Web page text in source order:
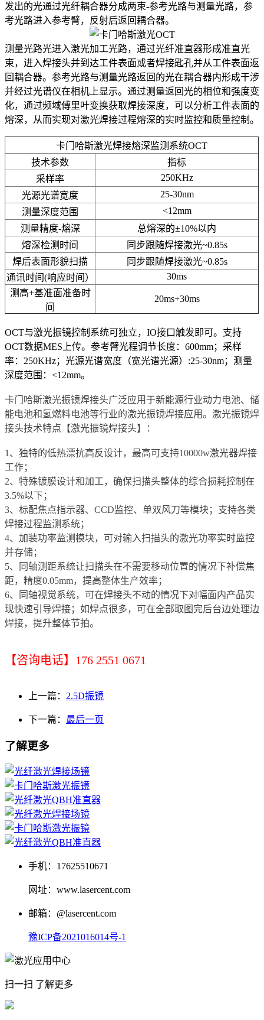
发出的光通过光纤耦合器分成两束-参考光路与测量光路，参
考光路进入参考臂，反射后返回耦合器。
测量光路光进入激光加工光路，通过光纤准直器形成准直光
束，进入焊接头并到达工件表面或者焊接匙孔并从工件表面返
回耦合器。参考光路与测量光路返回的光在耦合器内形成干涉
并经过光谱仪在相机上显示。通过测量返回光的相位和强度变
化，通过频域傅里叶变换获取焊接深度，可以分析工件表面的
熔深，从而实现对激光焊接过程熔深的实时监控和质量控制。
卡门哈斯激光焊接熔深监测系统OCT
技术参数
指标
采样率
250KHz
光源光谱宽度
25-30nm
测量深度范围
<12mm
测量精度-熔深
总熔深的±10%以内
熔深检测时间
同步跟随焊接激光~0.85s
焊后表面形貌扫描
同步跟随焊接激光~0.85s
通讯时间(响应时间）
30ms
测高+基准面准备时
间
20ms+30ms
OCT与激光振镜控制系统可独立，IO接口触发即可。支持
OCT数据MES上传。参考臂光程调节长度：600mm；采样
率：250KHz；光源光谱宽度（宽光谱光源）:25-30nm；测量
深度范围：<12mm。
卡门哈斯激光振镜焊接头广泛应用于新能源行业动力电池、储
能电池和氢燃料电池等行业的激光振镜焊接应用。激光振镜焊
接头技术特点【激光振镜焊接头】：
1、独特的低热漂抗高反设计，最高可支持10000w激光器焊接
工作；
2、特殊镀膜设计和加工，确保扫描头整体的综合损耗控制在
3.5%以下；
3、标配焦点指示器、CCD监控、单双风刀等模块；支持各类
焊接过程监测系统；
4、加装功率监测模块，可对输入扫描头的激光功率实时监控
并存储；
5、同轴测距系统让扫描头在不需要移动位置的情况下补偿焦
距，精度0.05mm，提高整体生产效率；
6、同轴视觉系统，可在焊接头不动的情况下对幅面内产品实
现快速引导焊接；如焊点很多，可在全部取图完后台边处理边
焊接，提升整体节拍。
【咨询电话】176 2551 0671
上一篇： 2.5D振镜
下一篇： 最后一页
了解更多
手机：17625510671
网址：www.lasercent.com
邮箱：@lasercent.com
豫ICP备2021016014号-1
扫一扫 了解更多